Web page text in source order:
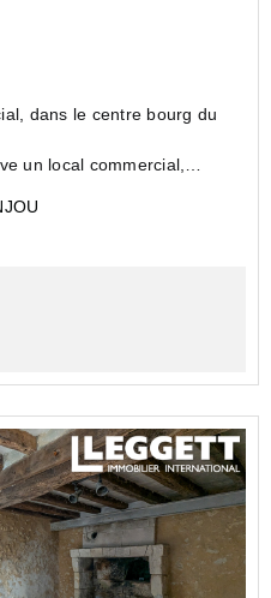
dans le centre bourg du
un local commercial,
Il y a trois